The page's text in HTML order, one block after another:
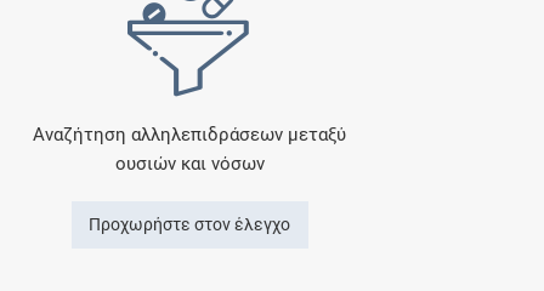
Αναζήτηση αλληλεπιδράσεων μεταξύ
ουσιών και νόσων
Προχωρήστε στον έλεγχο